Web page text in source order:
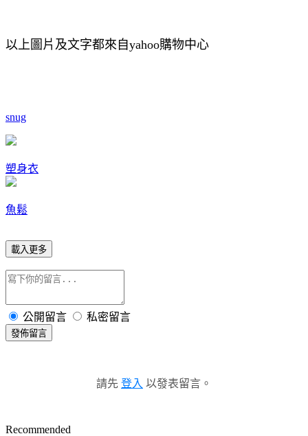
以上圖片及文字都來自yahoo購物中心
snug
塑身衣
魚鬆
載入更多
公開留言 私密留言
發佈留言
請先 登入 以發表留言。
Recommended